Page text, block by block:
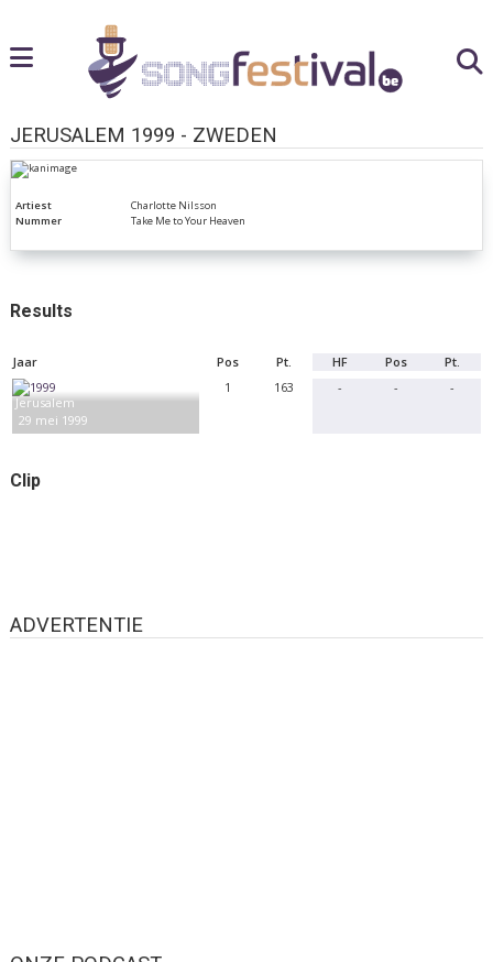
JERUSALEM 1999 - ZWEDEN
Artiest
Charlotte Nilsson
Nummer
Take Me to Your Heaven
Results
Jaar Pos Pt. HF Pos Pt.
Jerusalem
29 mei 1999
1 163 - - -
Clip
ADVERTENTIE